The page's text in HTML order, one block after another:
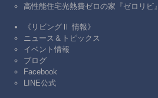
高性能住宅光熱費ゼロの家『ゼロリビ』
《リビングⅡ 情報》
ニュース＆トピックス
イベント情報
ブログ
Facebook
LINE公式